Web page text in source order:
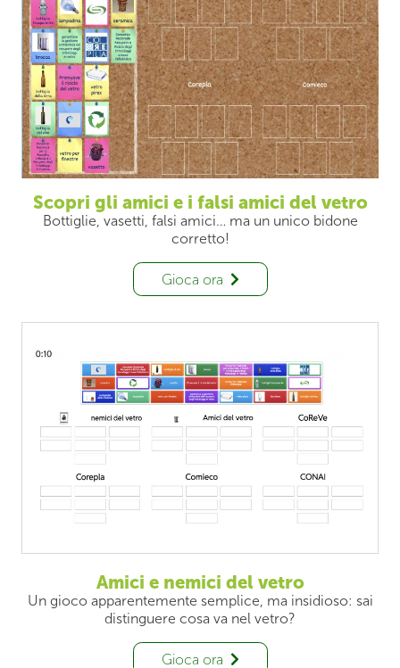
Scopri gli amici e i falsi amici del vetro
Bottiglie, vasetti, falsi amici… ma un unico bidone
corretto!
Gioca ora
Amici e nemici del vetro
Un gioco apparentemente semplice, ma insidioso: sai
distinguere cosa va nel vetro?
Gioca ora